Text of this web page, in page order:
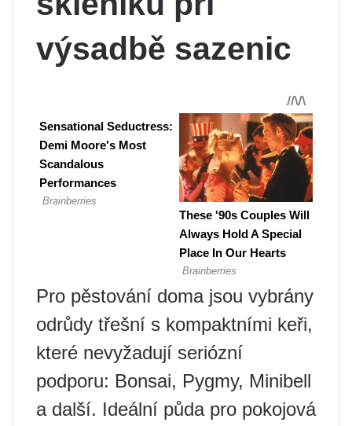
výsadbě sazenic
Pro pěstování doma jsou vybrány
odrůdy třešní s kompaktními keři,
které nevyžadují seriózní
podporu: Bonsai, Pygmy, Minibell
a další. Ideální půda pro pokojová